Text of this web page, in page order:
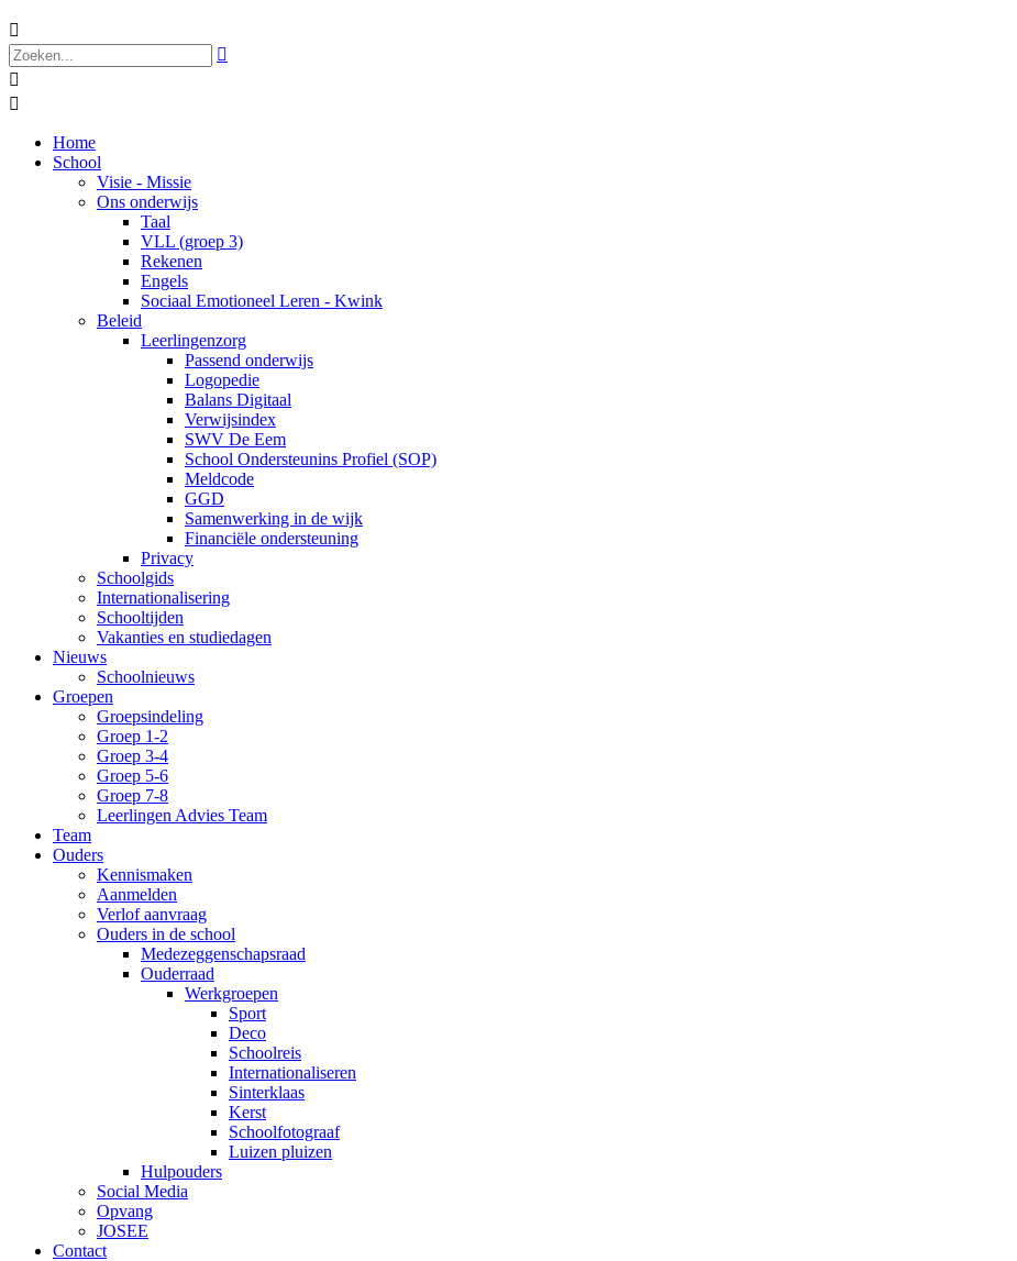




Home
School
Visie - Missie
Ons onderwijs
Taal
VLL (groep 3)
Rekenen
Engels
Sociaal Emotioneel Leren - Kwink
Beleid
Leerlingenzorg
Passend onderwijs
Logopedie
Balans Digitaal
Verwijsindex
SWV De Eem
School Ondersteunins Profiel (SOP)
Meldcode
GGD
Samenwerking in de wijk
Financiële ondersteuning
Privacy
Schoolgids
Internationalisering
Schooltijden
Vakanties en studiedagen
Nieuws
Schoolnieuws
Groepen
Groepsindeling
Groep 1-2
Groep 3-4
Groep 5-6
Groep 7-8
Leerlingen Advies Team
Team
Ouders
Kennismaken
Aanmelden
Verlof aanvraag
Ouders in de school
Medezeggenschapsraad
Ouderraad
Werkgroepen
Sport
Deco
Schoolreis
Internationaliseren
Sinterklaas
Kerst
Schoolfotograaf
Luizen pluizen
Hulpouders
Social Media
Opvang
JOSEE
Contact